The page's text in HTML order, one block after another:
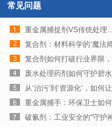
常见问题
重金属捕捉剂
复合剂：材料科学的‘魔法
破氰剂：工业安全的“守护